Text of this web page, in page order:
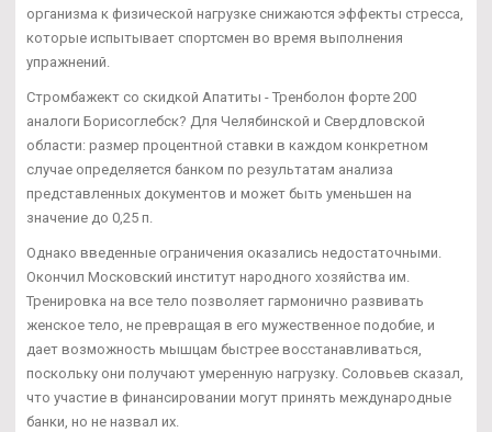
организма к физической нагрузке снижаются эффекты стресса,
которые испытывает спортсмен во время выполнения
упражнений.
Стромбажект со скидкой Апатиты - Тренболон форте 200
аналоги Борисоглебск? Для Челябинской и Свердловской
области: размер процентной ставки в каждом конкретном
случае определяется банком по результатам анализа
представленных документов и может быть уменьшен на
значение до 0,25 п.
Однако введенные ограничения оказались недостаточными.
Окончил Московский институт народного хозяйства им.
Тренировка на все тело позволяет гармонично развивать
женское тело, не превращая в его мужественное подобие, и
дает возможность мышцам быстрее восстанавливаться,
поскольку они получают умеренную нагрузку. Соловьев сказал,
что участие в финансировании могут принять международные
банки, но не назвал их.